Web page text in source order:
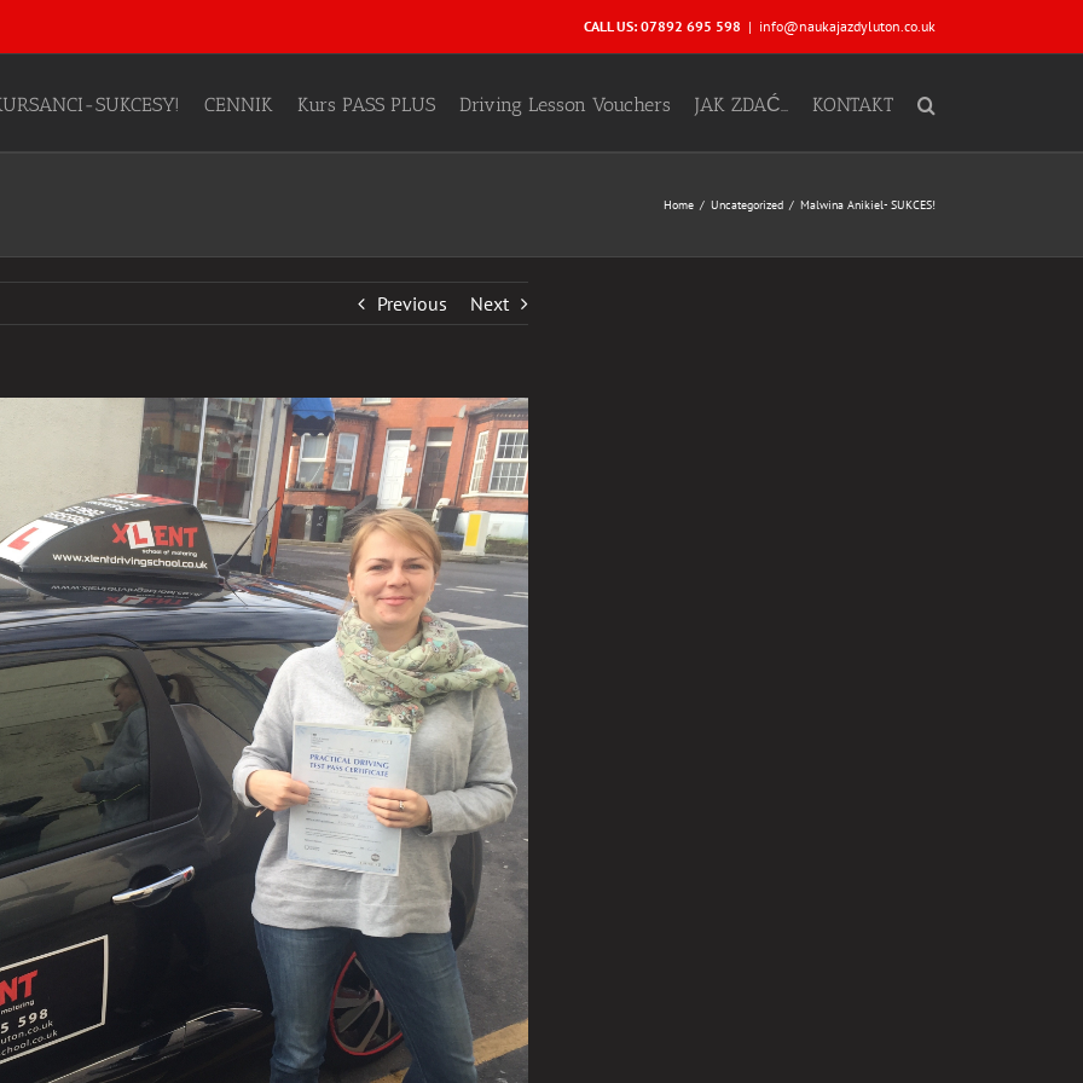
CALL US: 07892 695 598 | info@naukajazdyluton.co.uk
SUKCESY! CENNIK Kurs PASS PLUS Driving Lesson Vouchers JAK ZDAĆ… KONTAKT
Home Uncategorized Malwina Anikiel- SUKCES!
Previous Next